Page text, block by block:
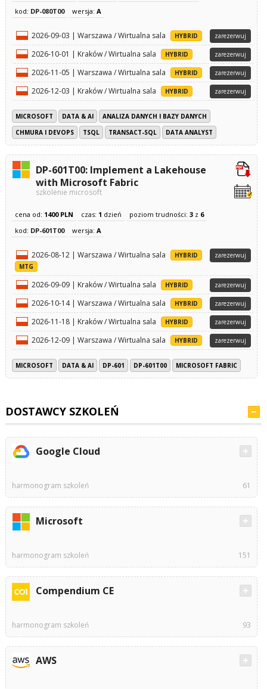
kod: DP-080T00 wersja: A
2026-09-03 | Warszawa / Wirtualna sala HYBRID zarezerwuj
2026-10-01 | Kraków / Wirtualna sala HYBRID zarezerwuj
2026-11-05 | Warszawa / Wirtualna sala HYBRID zarezerwuj
2026-12-03 | Kraków / Wirtualna sala HYBRID zarezerwuj
MICROSOFT DATA & AI
ANALIZA DANYCH I BAZY DANYCH
CHMURA I DEVOPS
TSQL TRANSACT-SQL DATA ANALYST
DP-601T00: Implement a Lakehouse
with Microsoft Fabric
szkolenie microsoft
cena od: 1400 PLN czas: 1 dzień poziom trudności: 3z 6
kod: DP-601T00 wersja: A
2026-08-12 | Warszawa / Wirtualna sala
HYBRID
MTG
zarezerwuj
2026-09-09 | Kraków / Wirtualna sala HYBRID zarezerwuj
2026-10-14 | Warszawa / Wirtualna sala HYBRID zarezerwuj
2026-11-18 | Kraków / Wirtualna sala HYBRID zarezerwuj
2026-12-09 | Warszawa / Wirtualna sala HYBRID zarezerwuj
MICROSOFT DATA & AI DP-601 DP-601T00 MICROSOFT FABRIC
DOSTAWCY SZKOLEŃ
Google Cloud
harmonogram szkoleń 61
Microsoft
harmonogram szkoleń 151
Compendium CE
harmonogram szkoleń 93
AWS